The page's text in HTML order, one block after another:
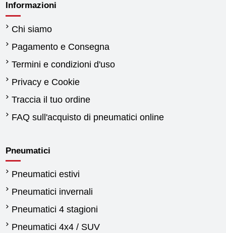
Informazioni
Chi siamo
Pagamento e Consegna
Termini e condizioni d'uso
Privacy e Cookie
Traccia il tuo ordine
FAQ sull'acquisto di pneumatici online
Pneumatici
Pneumatici estivi
Pneumatici invernali
Pneumatici 4 stagioni
Pneumatici 4x4 / SUV